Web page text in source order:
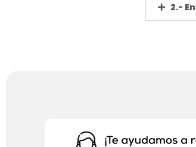
2.-